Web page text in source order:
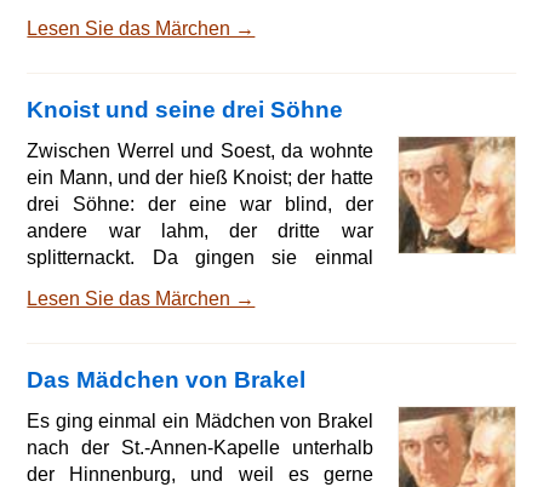
Bürgermeister werden. Nun gab es da
Feind, nahm den Sohn gefangen und
gab ihm dafür sechshundert Taler. Da
ging der Vater hin und gab sie den
Herren in der Stadt, und daraufhin zog
der Feind ab, und der Fischer wurde
Bürger
Lesen Sie das Märchen →
Knoist und seine drei Söhne
Zwischen Werrel und Soest, da wohnte
ein Mann, und der hieß Knoist; der hatte
drei Söhne: der eine war blind, der
andere war lahm, der dritte war
splitternackt. Da gingen sie einmal
Der Blinde schoß auf ihn, der Lahme
zu einem großen, allmächtigen Wasser,
da waren drei Schiffe darauf: das eine
rann, das andere sank und das dritte
hatte keinen Boden. Und worin kein
Lesen Sie das Märchen →
Das Mädchen von Brakel
Es ging einmal ein Mädchen von Brakel
nach der St.-Annen-Kapelle unterhalb
der Hinnenburg, und weil es gerne